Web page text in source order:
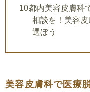
都内美容皮膚科
相談を！美容
選ぼう
美容皮膚科で医療